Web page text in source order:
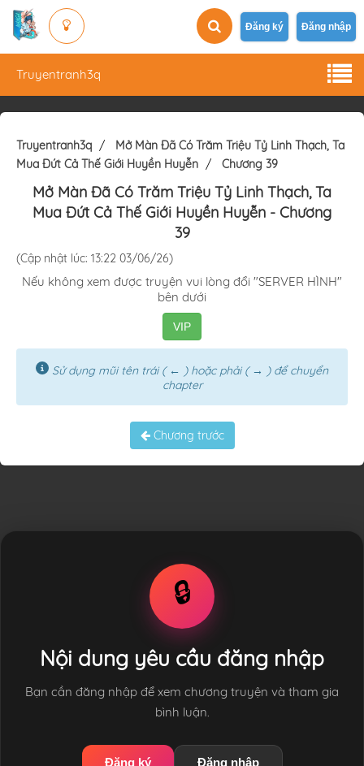
Đăng ký Đăng nhập
Truyentranh3q
Truyentranh3q
Mở Màn Đã Có Trăm Triệu Tỷ Linh Thạch, Ta
Mua Đứt Cả Thế Giới Huyền Huyễn
Chương 39
Mở Màn Đã Có Trăm Triệu Tỷ Linh Thạch, Ta
Mua Đứt Cả Thế Giới Huyền Huyễn - Chương
39
(Cập nhật lúc: 13:22 03/06/26)
Nếu không xem được truyện vui lòng đổi "SERVER HÌNH"
bên dưới
VIP
Sử dụng mũi tên trái ( ← ) hoặc phải ( → ) để chuyển
chapter
Chương trước
🔒
Nội dung yêu cầu đăng nhập
Bạn cần đăng nhập để xem chương truyện và tham gia
bình luận.
Đăng ký Đăng nhập